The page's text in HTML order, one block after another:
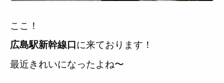
ここ！
広島駅新幹線口 に来ております！
最近きれいになったよね〜